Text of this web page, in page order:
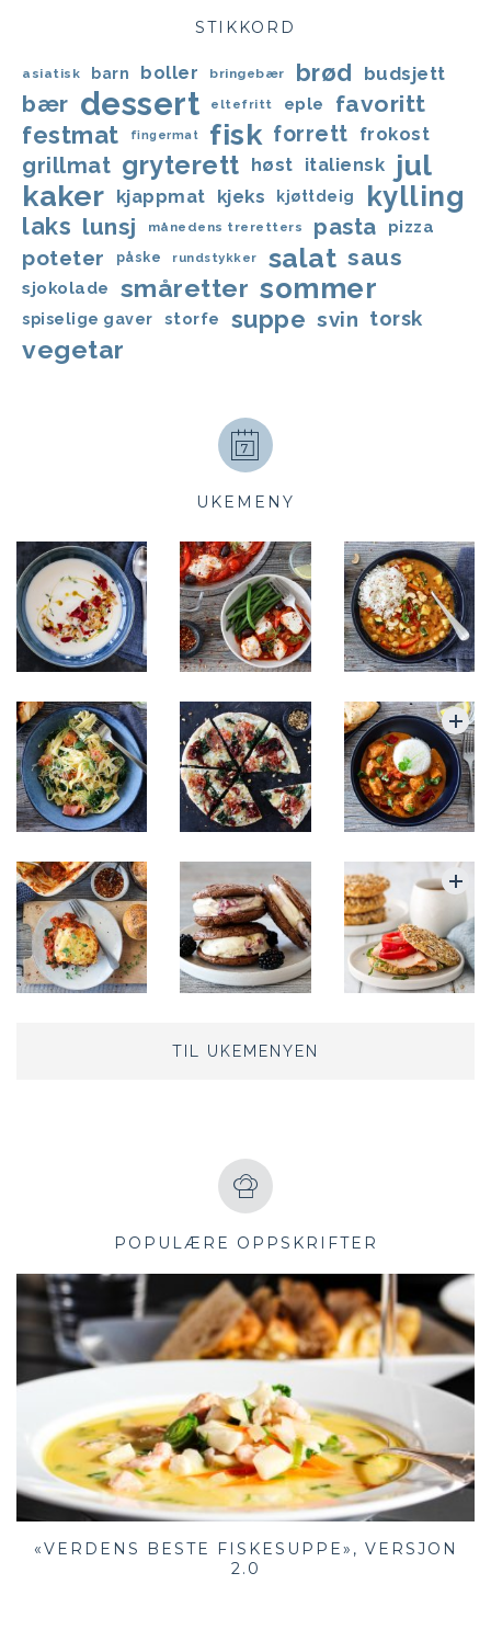
STIKKORD
asiatisk barn boller bringebær brød budsjett
bær dessert eltefritt eple favoritt
festmat fingermat fisk forrett frokost
grillmat gryterett høst italiensk
jul
kaker kjappmat kjeks kjøttdeig kylling
laks lunsj månedens treretters pasta pizza
poteter påske rundstykker salat saus
sjokolade småretter sommer
spiselige gaver storfe suppe svin torsk
vegetar
UKEMENY
TIL UKEMENYEN
POPULÆRE OPPSKRIFTER
«VERDENS BESTE FISKESUPPE», VERSJON
2.0